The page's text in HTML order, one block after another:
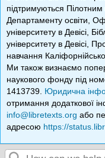
підтримуються Пілотним
Департаменту освіти,
університету в Девісі,
університету в Девісі,
навчання
Ми також визнаємо
наукового фонду під
1413739. Юридична
отримання додаткової
info@libretexts.org або
адресою https://